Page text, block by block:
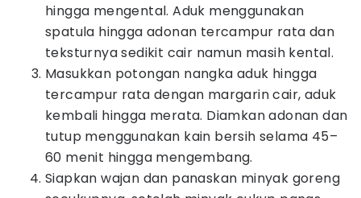
hingga mengental. Aduk menggunakan
spatula hingga adonan tercampur rata dan
teksturnya sedikit cair namun masih kental.
Masukkan potongan nangka aduk hingga
tercampur rata dengan margarin cair, aduk
kembali hingga merata. Diamkan adonan dan
tutup menggunakan kain bersih selama 45–
60 menit hingga mengembang.
Siapkan wajan dan panaskan minyak goreng